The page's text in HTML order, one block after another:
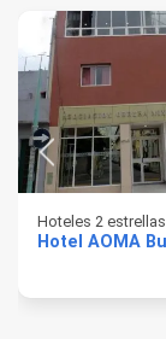
Hoteles 2 estrellas